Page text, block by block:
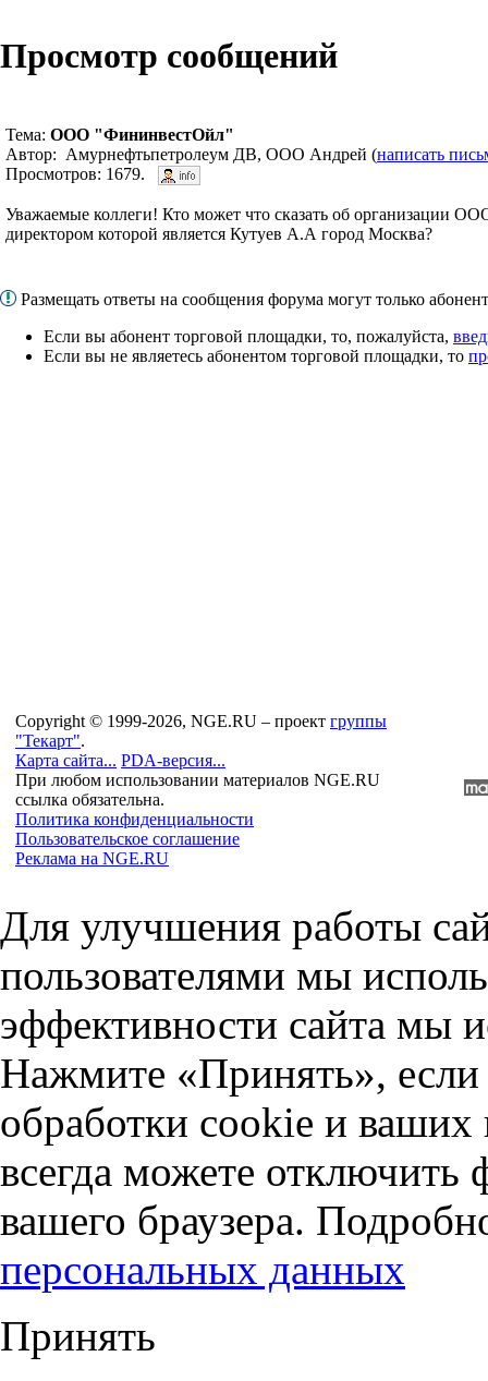
Просмотр сообщений
Тема: ООО "ФининвестОйл"
Автор: Амурнефтьпетролеум ДВ, ООО Андрей (написать
Просмотров: 1679.
Уважаемые коллеги! Кто может что сказать об организации
директором которой является Кутуев А.А город Москва?
Размещать ответы на сообщения форума могут только
Если вы абонент торговой площадки, то, пожалуйста,
Если вы не являетесь абонентом торговой площадки, то
Copyright © 1999-2026, NGE.RU – проект группы
"Текарт".
Карта сайта... PDA-версия...
При любом использовании материалов NGE.RU
ссылка обязательна.
Политика конфиденциальности
Пользовательское соглашение
Реклама на NGE.RU
Для улучшения работы
пользователями мы
эффективности сайта мы
Нажмите «Принять», если
обработки cookie и
всегда можете отключить
вашего браузера.
персональных данных
Принять